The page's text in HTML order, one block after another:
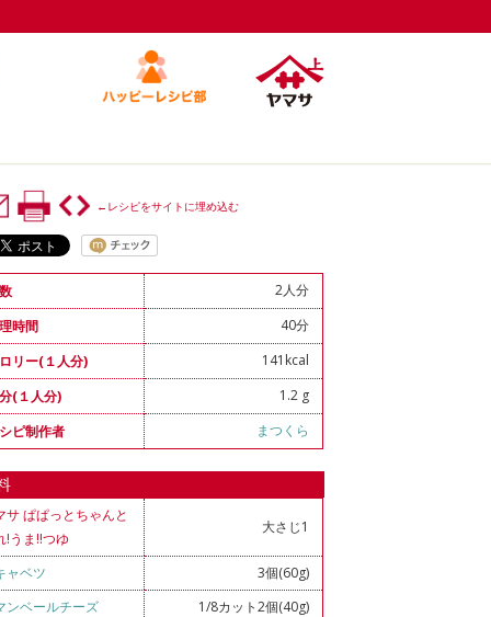
←レシピをサイトに埋め込む
2人分
時間
40分
リー(１人分)
141kcal
(１人分)
1.2 g
ピ制作者
まつくら
サ ぱぱっとちゃんと
!うま!!つゆ
大さじ1
ャベツ
3個(60g)
ンベールチーズ
1/8カット2個(40g)